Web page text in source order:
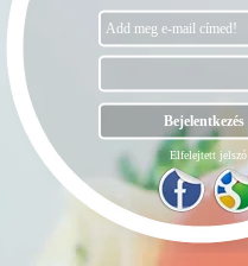
Elfelejtett jelszó